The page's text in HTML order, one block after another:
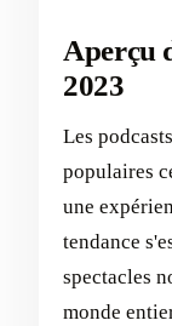
Aperçu
2023
Les
populaires
une
tendance
spectacles
monde